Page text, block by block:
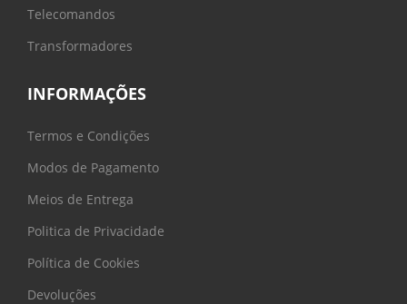
Telecomandos
Transformadores
INFORMAÇÕES
Termos e Condições
Modos de Pagamento
Meios de Entrega
Politica de Privacidade
Política de Cookies
Devoluções